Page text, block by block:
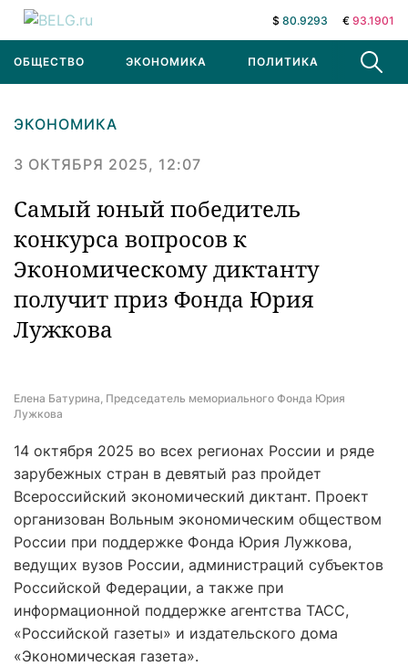
$ 80.9293 € 93.1901
ОБЩЕСТВО ЭКОНОМИКА ПОЛИТИКА В МИРЕ
ЭКОНОМИКА
3 ОКТЯБРЯ 2025, 12:07
Самый юный победитель
конкурса вопросов к
Экономическому диктанту
получит приз Фонда Юрия
Лужкова
Елена Батурина, Председатель мемориального Фонда Юрия
Лужкова
14 октября 2025 во всех регионах России и ряде
зарубежных стран в девятый раз пройдет
Всероссийский экономический диктант. Проект
организован Вольным экономическим обществом
России при поддержке Фонда Юрия Лужкова,
ведущих вузов России, администраций субъектов
Российской Федерации, а также при
информационной поддержке агентства ТАСС,
«Российской газеты» и издательского дома
«Экономическая газета».